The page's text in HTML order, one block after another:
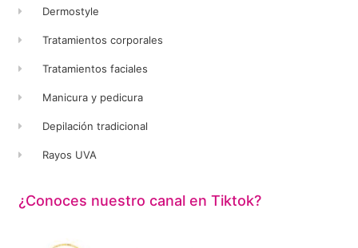
Dermostyle
Tratamientos corporales
Tratamientos faciales
Manicura y pedicura
Depilación tradicional
Rayos UVA
¿Conoces nuestro canal en Tiktok?